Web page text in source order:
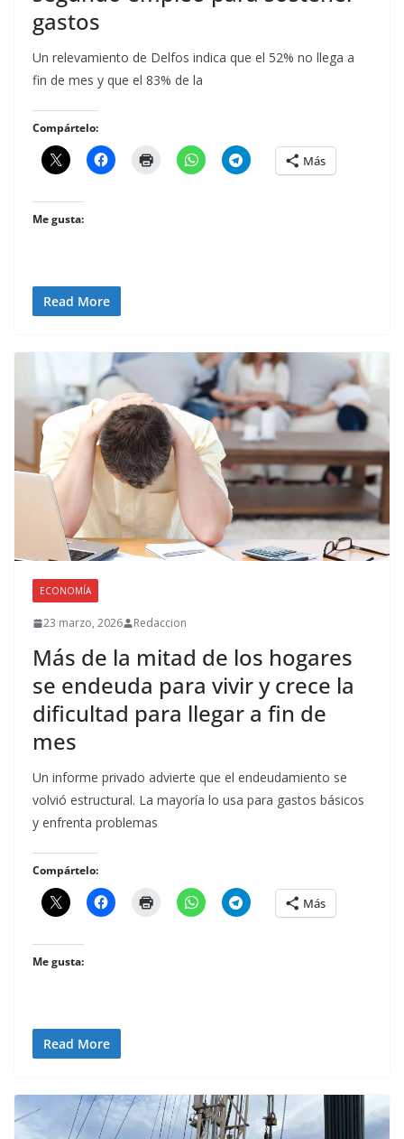
gastos
Un relevamiento de Delfos indica que el 52% no llega a
fin de mes y que el 83% de la
Compártelo:
Más
Me gusta:
Read More
ECONOMÍA
23 marzo, 2026 Redaccion
Más de la mitad de los hogares
se endeuda para vivir y crece la
dificultad para llegar a fin de
mes
Un informe privado advierte que el endeudamiento se
volvió estructural. La mayoría lo usa para gastos básicos
y enfrenta problemas
Compártelo:
Más
Me gusta:
Read More